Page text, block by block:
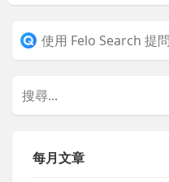
每月文章